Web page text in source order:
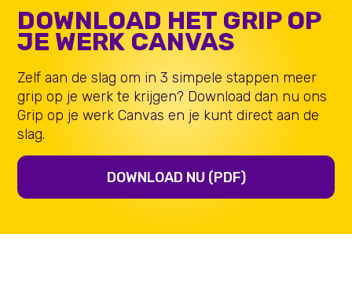
DOWNLOAD HET GRIP OP
JE WERK CANVAS
Zelf aan de slag om in 3 simpele stappen meer
grip op je werk te krijgen? Download dan nu ons
Grip op je werk Canvas en je kunt direct aan de
slag.
DOWNLOAD NU (PDF)